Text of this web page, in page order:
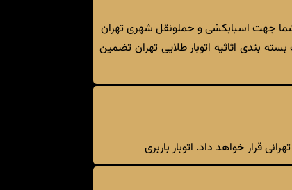
بندی اثاثیه اتوبار طلایی تهران تضمین
قرار خواهد داد. اتوبار باربری